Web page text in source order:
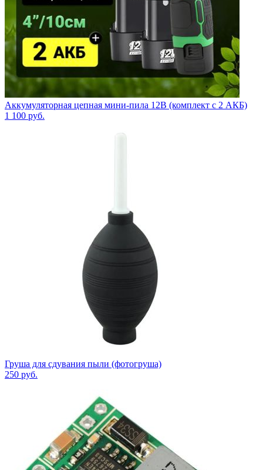
Аккумуляторная цепная мини-пила 12В (комплект с 2 АКБ)
1 100 руб.
Груша для сдувания пыли (фотогруша)
250 руб.